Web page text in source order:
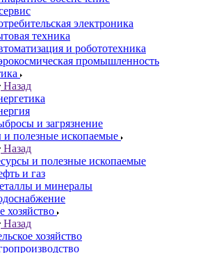
электроника
техника
и робототехника
промышленность
Назад
и загрязнение
и полезные ископаемые
Назад
и полезные ископаемые
и газ
и минералы
хозяйство
Назад
хозяйство